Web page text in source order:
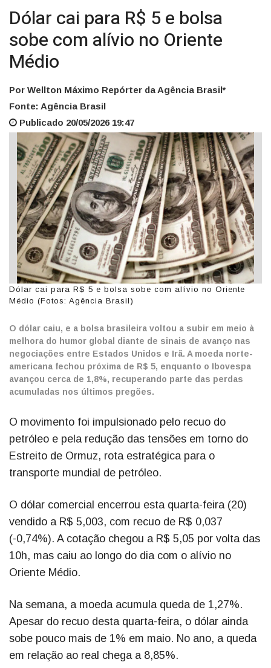
Dólar cai para R$ 5 e bolsa
sobe com alívio no Oriente
Médio
Por Wellton Máximo Repórter da Agência Brasil*
Fonte: Agência Brasil
Publicado 20/05/2026 19:47
Dólar cai para R$ 5 e bolsa sobe com alívio no Oriente
Médio (Fotos: Agência Brasil)
O dólar caiu, e a bolsa brasileira voltou a subir em meio à
melhora do humor global diante de sinais de avanço nas
negociações entre Estados Unidos e Irã. A moeda norte-
americana fechou próxima de R$ 5, enquanto o Ibovespa
avançou cerca de 1,8%, recuperando parte das perdas
acumuladas nos últimos pregões.
O movimento foi impulsionado pelo recuo do
petróleo e pela redução das tensões em torno do
Estreito de Ormuz, rota estratégica para o
transporte mundial de petróleo.
O dólar comercial encerrou esta quarta-feira (20)
vendido a R$ 5,003, com recuo de R$ 0,037
(-0,74%). A cotação chegou a R$ 5,05 por volta das
10h, mas caiu ao longo do dia com o alívio no
Oriente Médio.
Na semana, a moeda acumula queda de 1,27%.
Apesar do recuo desta quarta-feira, o dólar ainda
sobe pouco mais de 1% em maio. No ano, a queda
em relação ao real chega a 8,85%.